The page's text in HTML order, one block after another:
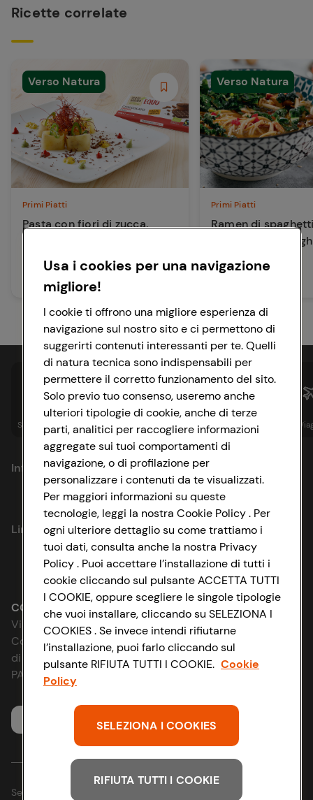
Ricette correlate
Verso Natura
Primi Piatti
Pasta con fiori di zucca,
Media
Verso Natura
Primi Piatti
Ramen di
con cavolo e
Spesa online Assicurazioni Sapori& Istituzionale
Informazioni
Privacy Policy
Cookie Policy
Impostazioni Cookie
Accessibilità
D&I e Parità di Genere
Strategia Fiscale
Link utili
Lavora con noi
Le cooperative
News & Approfondimenti
Richiami prodotto
Whistleblowing
CONAD SOCIETÀ COOPERATIVA
Via Michelino, 59 | 40127 BOLOGNA
Codice Fiscale e Registro Imprese
di Bologna 00865960157
PARTITA IVA 03320960374
Servizio clienti
Seguici sui Social:
Usa i cookies per una navigazione
migliore!
I cookie ti offrono una migliore esperienza di
navigazione sul nostro sito e ci permettono di
suggerirti contenuti interessanti per te. Quelli
di natura tecnica sono indispensabili per
permettere il corretto funzionamento del sito.
Solo previo tuo consenso, useremo anche
ulteriori tipologie di cookie, anche di terze
parti, analitici per raccogliere informazioni
aggregate sui tuoi comportamenti di
navigazione, o di profilazione per
personalizzare i contenuti da te visualizzati.
Per maggiori informazioni su queste
tecnologie, leggi la nostra Cookie Policy . Per
ogni ulteriore dettaglio su come trattiamo i
tuoi dati, consulta anche la nostra Privacy
Policy . Puoi accettare l’installazione di tutti i
cookie cliccando sul pulsante ACCETTA TUTTI
I COOKIE, oppure scegliere le singole tipologie
che vuoi installare, cliccando su SELEZIONA I
COOKIES . Se invece intendi rifiutarne
l’installazione, puoi farlo cliccando sul
pulsante RIFIUTA TUTTI I COOKIE. Cookie
Policy
SELEZIONA I COOKIES
RIFIUTA TUTTI I COOKIE